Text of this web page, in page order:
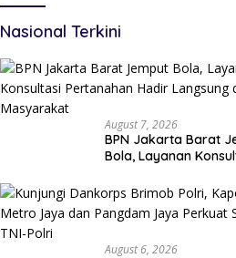
Nasional Terkini
August 7, 2026
BPN Jakarta Barat
Bola, Layanan
Tengah Masyarakat
August 6, 2026